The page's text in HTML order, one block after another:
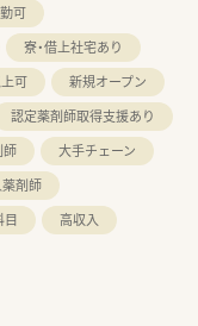
可
寮・借上社宅あり
可
新規オープン
認定薬剤師取得支援あり
師
大手チェーン
剤師
目
高収入